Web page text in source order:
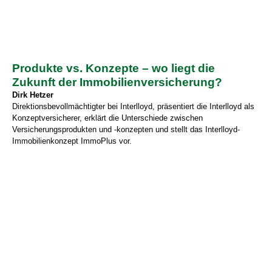
Produkte vs. Konzepte – wo liegt die
Zukunft der Immobilienversicherung?
Dirk Hetzer
Direktionsbevollmächtigter bei Interlloyd, präsentiert die Interlloyd als
Konzeptversicherer, erklärt die Unterschiede zwischen
Versicherungsprodukten und -konzepten und stellt das Interlloyd-
Immobilienkonzept ImmoPlus vor.